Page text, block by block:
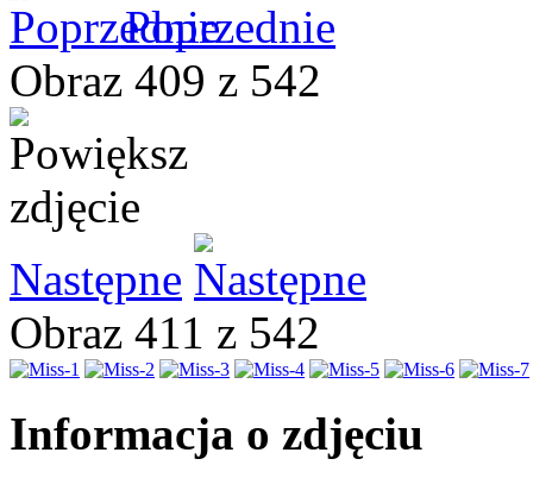
Poprzednie
Obraz 409 z 542
Następne
Obraz 411 z 542
Informacja o zdjęciu